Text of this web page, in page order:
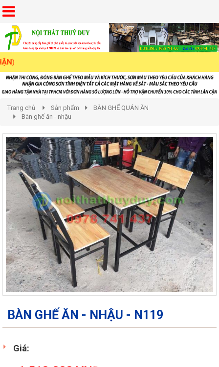
Trang chủ Sản phẩm
BÀN GHẾ QUÁN ĂN
Bàn ghế ăn - nhậu
BÀN GHẾ ĂN - NHẬU - N119
Giá: